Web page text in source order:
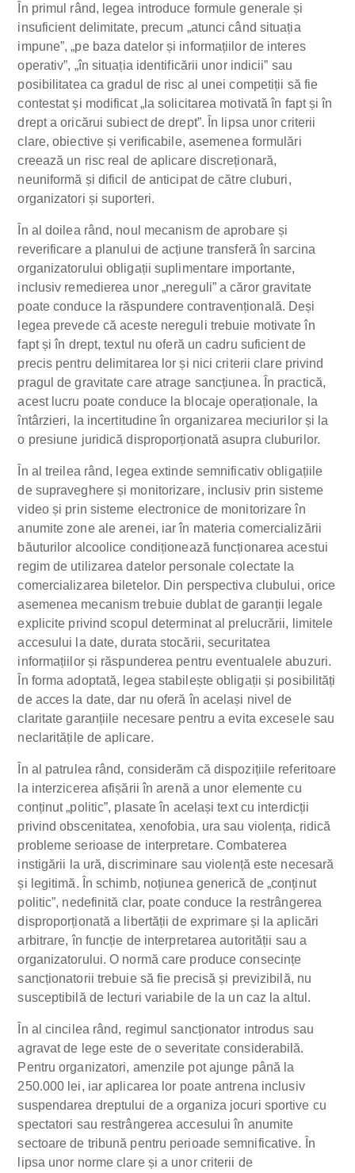
În primul rând, legea introduce formule generale și
insuficient delimitate, precum „atunci când situația
impune”, „pe baza datelor și informațiilor de interes
operativ”, „în situația identificării unor indicii” sau
posibilitatea ca gradul de risc al unei competiții să fie
contestat și modificat „la solicitarea motivată în fapt și în
drept a oricărui subiect de drept”. În lipsa unor criterii
clare, obiective și verificabile, asemenea formulări
creează un risc real de aplicare discreționară,
neuniformă și dificil de anticipat de către cluburi,
organizatori și suporteri.
În al doilea rând, noul mecanism de aprobare și
reverificare a planului de acțiune transferă în sarcina
organizatorului obligații suplimentare importante,
inclusiv remedierea unor „nereguli” a căror gravitate
poate conduce la răspundere contravențională. Deși
legea prevede că aceste nereguli trebuie motivate în
fapt și în drept, textul nu oferă un cadru suficient de
precis pentru delimitarea lor și nici criterii clare privind
pragul de gravitate care atrage sancțiunea. În practică,
acest lucru poate conduce la blocaje operaționale, la
întârzieri, la incertitudine în organizarea meciurilor și la
o presiune juridică disproporționată asupra cluburilor.
În al treilea rând, legea extinde semnificativ obligațiile
de supraveghere și monitorizare, inclusiv prin sisteme
video și prin sisteme electronice de monitorizare în
anumite zone ale arenei, iar în materia comercializării
băuturilor alcoolice condiționează funcționarea acestui
regim de utilizarea datelor personale colectate la
comercializarea biletelor. Din perspectiva clubului, orice
asemenea mecanism trebuie dublat de garanții legale
explicite privind scopul determinat al prelucrării, limitele
accesului la date, durata stocării, securitatea
informațiilor și răspunderea pentru eventualele abuzuri.
În forma adoptată, legea stabilește obligații și posibilități
de acces la date, dar nu oferă în același nivel de
claritate garanțiile necesare pentru a evita excesele sau
neclaritățile de aplicare.
În al patrulea rând, considerăm că dispozițiile referitoare
la interzicerea afișării în arenă a unor elemente cu
conținut „politic”, plasate în același text cu interdicții
privind obscenitatea, xenofobia, ura sau violența, ridică
probleme serioase de interpretare. Combaterea
instigării la ură, discriminare sau violență este necesară
și legitimă. În schimb, noțiunea generică de „conținut
politic”, nedefinită clar, poate conduce la restrângerea
disproporționată a libertății de exprimare și la aplicări
arbitrare, în funcție de interpretarea autorității sau a
organizatorului. O normă care produce consecințe
sancționatorii trebuie să fie precisă și previzibilă, nu
susceptibilă de lecturi variabile de la un caz la altul.
În al cincilea rând, regimul sancționator introdus sau
agravat de lege este de o severitate considerabilă.
Pentru organizatori, amenzile pot ajunge până la
250.000 lei, iar aplicarea lor poate antrena inclusiv
suspendarea dreptului de a organiza jocuri sportive cu
spectatori sau restrângerea accesului în anumite
sectoare de tribună pentru perioade semnificative. În
lipsa unor norme clare și a unor criterii de